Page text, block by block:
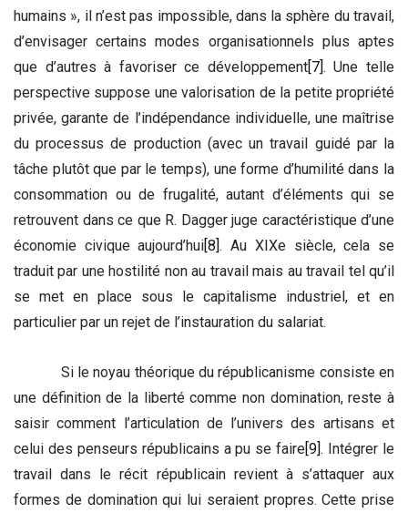
humains », il n’est pas impossible, dans la sphère du travail,
d’envisager certains modes organisationnels plus aptes
que d’autres à favoriser ce développement[7]. Une telle
perspective suppose une valorisation de la petite propriété
privée, garante de l’indépendance individuelle, une maîtrise
du processus de production (avec un travail guidé par la
tâche plutôt que par le temps), une forme d’humilité dans la
consommation ou de frugalité, autant d’éléments qui se
retrouvent dans ce que R. Dagger juge caractéristique d’une
économie civique aujourd’hui[8]. Au XIXe siècle, cela se
traduit par une hostilité non au travail mais au travail tel qu’il
se met en place sous le capitalisme industriel, et en
particulier par un rejet de l’instauration du salariat.
Si le noyau théorique du républicanisme consiste en
une définition de la liberté comme non domination, reste à
saisir comment l’articulation de l’univers des artisans et
celui des penseurs républicains a pu se faire[9]. Intégrer le
travail dans le récit républicain revient à s’attaquer aux
formes de domination qui lui seraient propres. Cette prise